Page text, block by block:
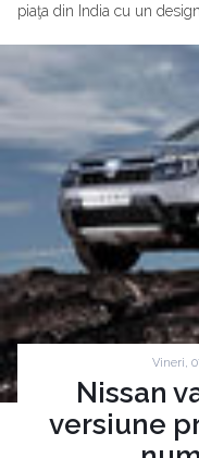
piaţa din India cu un
Vineri,
Nissan
versiune